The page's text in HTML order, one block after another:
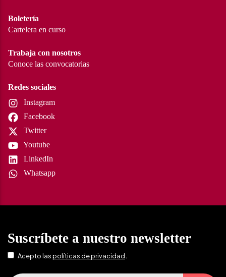
Boletería
Cartelera en curso
Trabaja con nosotros
Conoce las convocatorias
Redes sociales
Instagram
Facebook
Twitter
Youtube
LinkedIn
Whatsapp
Suscríbete a nuestro newsletter
Acepto laspolíticas de privacidad.